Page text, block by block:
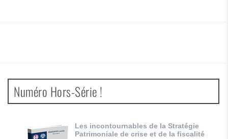
Numéro Hors-Série !
Les incontournables de la Stratégie
Patrimoniale de crise et de la fiscalité